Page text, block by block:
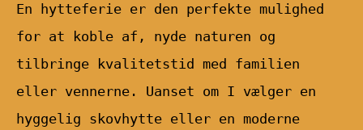
En hytteferie er den perfekte mulighed
for at koble af, nyde naturen og
tilbringe kvalitetstid med familien
eller vennerne. Uanset om I vælger en
hyggelig skovhytte eller en moderne